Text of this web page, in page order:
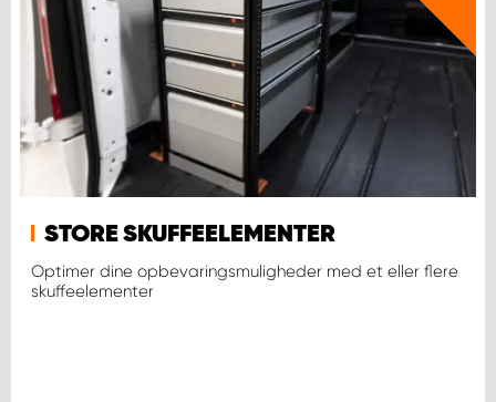
STORE SKUFFEELEMENTER
Optimer dine opbevaringsmuligheder med et eller flere
skuffeelementer